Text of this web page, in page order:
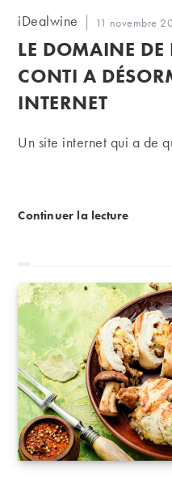
Auteur/autrice
la
publication :
iDealwine
Publication
publiée :
11 novembre
LE DOMAINE DE
CONTI A
INTERNET
Un site internet qui a de
Continuer la lectureLe